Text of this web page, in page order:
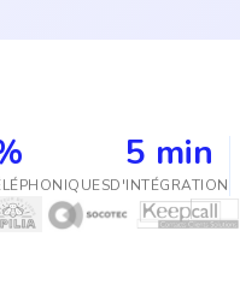
5 min
D'INTÉGRATION